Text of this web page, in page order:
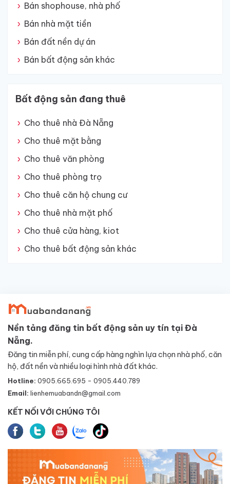
Bán shophouse, nhà phố
Bán nhà mặt tiền
Bán đất nền dự án
Bán bất động sản khác
Bất động sản đang thuê
Cho thuê nhà Đà Nẵng
Cho thuê mặt bằng
Cho thuê văn phòng
Cho thuê phòng trọ
Cho thuê căn hộ chung cư
Cho thuê nhà mặt phố
Cho thuê cửa hàng, kiot
Cho thuê bất động sản khác
Nền tảng đăng tin bất động sản uy tín tại Đà
Nẵng.
Đăng tin miễn phí, cung cấp hàng nghìn lựa chọn nhà phố, căn
hộ, đất nền và nhiều loại hình nhà đất khác.
Hotline: 0905.665.695 - 0905.440.789
Email: lienhemuabandn@gmail.com
KẾT NỐI VỚI CHÚNG TÔI